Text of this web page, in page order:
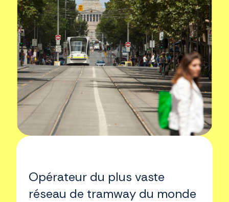
Opérateur du plus vaste
réseau de tramway du monde